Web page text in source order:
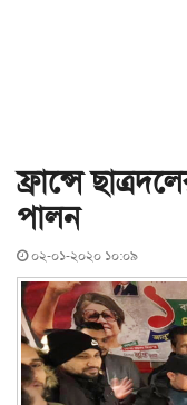
ফ্রান্সে
পালন
০২-০১-২০২০ ১০:০৯